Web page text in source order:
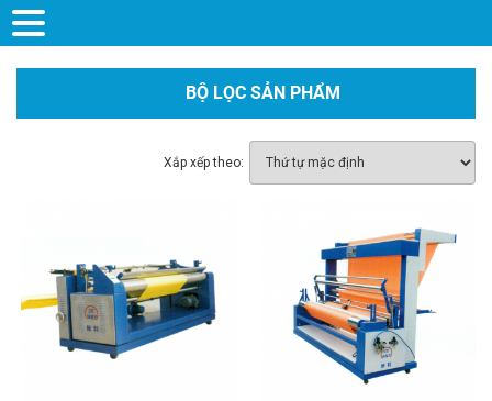
BỘ LỌC SẢN PHẨM
Xắp xếp theo: